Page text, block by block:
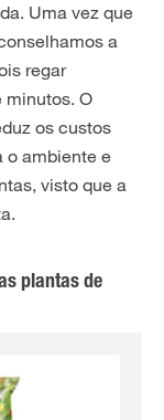
Uma vez que
a
regar
minutos. O
os custos
o ambiente e
visto que a
plantas de